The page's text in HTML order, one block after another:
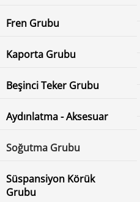
Fren Grubu
Kaporta Grubu
Beşinci Teker Grubu
Aydınlatma - Aksesuar
Soğutma Grubu
Süspansiyon Körük
Grubu